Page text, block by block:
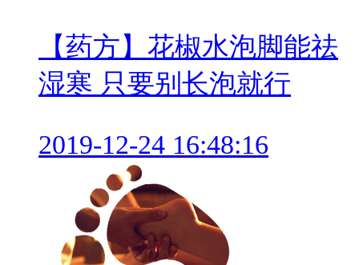
【药方】花椒水泡脚能祛
湿寒 只要别长泡就行
2019-12-24 16:48:16